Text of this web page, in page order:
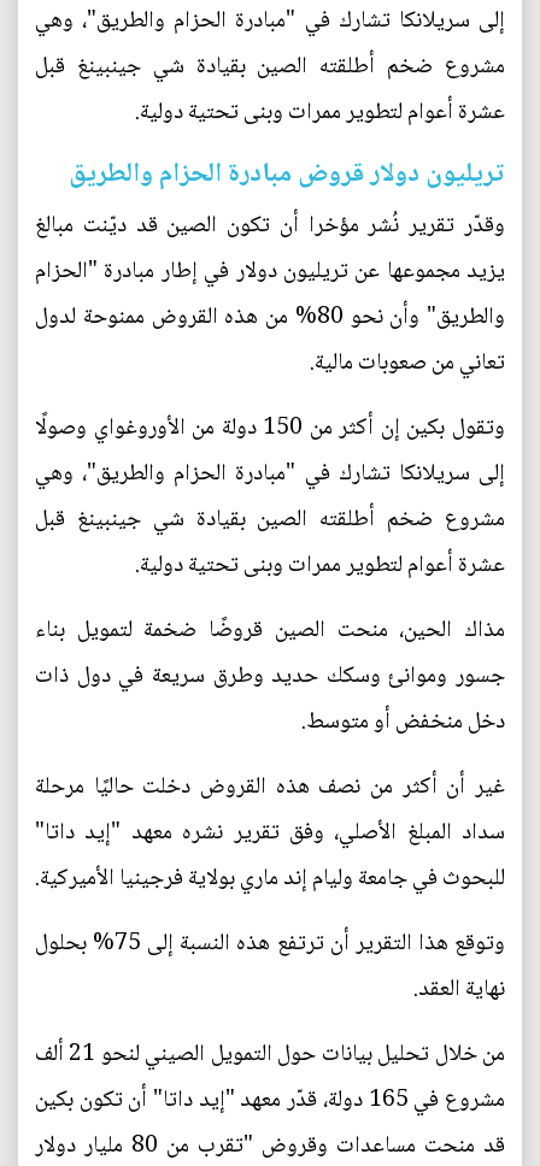
إلى سريلانكا تشارك في "مبادرة الحزام والطريق"، وهي
مشروع ضخم أطلقته الصين بقيادة شي جينبينغ قبل
عشرة أعوام لتطوير ممرات وبنى تحتية دولية.
تريليون دولار قروض مبادرة الحزام والطريق
وقدّر تقرير نُشر مؤخرا أن تكون الصين قد ديّنت مبالغ
يزيد مجموعها عن تريليون دولار في إطار مبادرة "الحزام
والطريق" وأن نحو 80% من هذه القروض ممنوحة لدول
تعاني من صعوبات مالية.
وتقول بكين إن أكثر من 150 دولة من الأوروغواي وصولًا
إلى سريلانكا تشارك في "مبادرة الحزام والطريق"، وهي
مشروع ضخم أطلقته الصين بقيادة شي جينبينغ قبل
عشرة أعوام لتطوير ممرات وبنى تحتية دولية.
مذاك الحين، منحت الصين قروضًا ضخمة لتمويل بناء
جسور وموانئ وسكك حديد وطرق سريعة في دول ذات
دخل منخفض أو متوسط.
غير أن أكثر من نصف هذه القروض دخلت حاليًا مرحلة
سداد المبلغ الأصلي، وفق تقرير نشره معهد "إيد داتا"
للبحوث في جامعة وليام إند ماري بولاية فرجينيا الأميركية.
وتوقع هذا التقرير أن ترتفع هذه النسبة إلى 75% بحلول
نهاية العقد.
من خلال تحليل بيانات حول التمويل الصيني لنحو 21 ألف
مشروع في 165 دولة، قدّر معهد "إيد داتا" أن تكون بكين
قد منحت مساعدات وقروض "تقرب من 80 مليار دولار